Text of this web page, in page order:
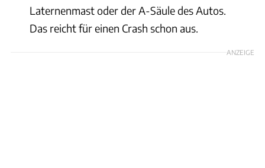
Laternenmast oder der A-Säule des Autos.
Das reicht für einen Crash schon aus.
ANZEIGE